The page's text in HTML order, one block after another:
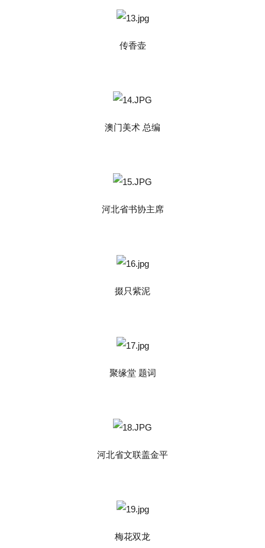
传香壶
澳门美术 总编
河北省书协主席
掇只紫泥
聚缘堂 题词
河北省文联盖金平
梅花双龙